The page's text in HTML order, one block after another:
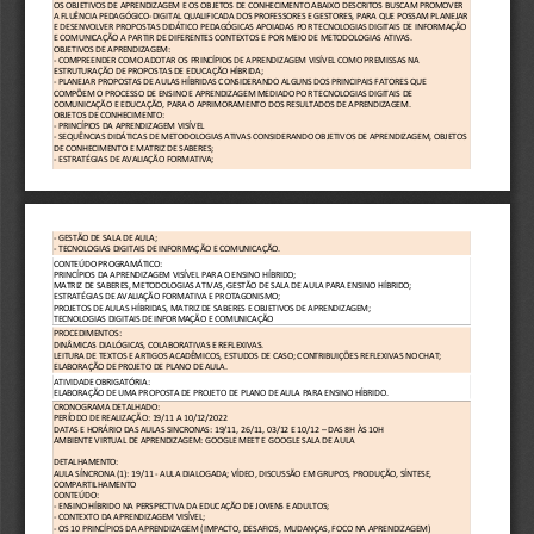
OS OBJETIVOS DE APRENDIZAGEM E OS OBJETOS DE CONHECIMENTO ABAIXO DESCRITOS BUSCAM PROMOVER
A FLUÊNCIA PEDAGÓGICO-DIGITAL QUALIFICADA DOS PROFESSORES E GESTORES, PARA QUE POSSAM PLANEJAR
E DESENVOLVER PROPOSTAS DIDÁTICO PEDAGÓGICAS APOIADAS POR TECNOLOGIAS DIGITAIS DE INFORMAÇÃO
E COMUNICAÇÃO A PARTIR DE DIFERENTES CONTEXTOS E POR MEIO DE METODOLOGIAS ATIVAS.
OBJETIVOS DE APRENDIZAGEM:
- COMPREENDER COMO ADOTAR OS PRINCÍPIOS DE APRENDIZAGEM VISÍVEL COMO PREMISSAS NA
ESTRUTURAÇÃO DE PROPOSTAS DE EDUCAÇÃO HÍBRIDA;
- PLANEJAR PROPOSTAS DE AULAS HÍBRIDAS CONSIDERANDO ALGUNS DOS PRINCIPAIS FATORES QUE
COMPÕEM O PROCESSO DE ENSINO E APRENDIZAGEM MEDIADO POR TECNOLOGIAS DIGITAIS DE
COMUNICAÇÃO E EDUCAÇÃO, PARA O APRIMORAMENTO DOS RESULTADOS DE APRENDIZAGEM.
OBJETOS DE CONHECIMENTO:
- PRINCÍPIOS DA APRENDIZAGEM VISÍVEL
- SEQUÊNCIAS DIDÁTICAS DE METODOLOGIAS ATIVAS CONSIDERANDO OBJETIVOS DE APRENDIZAGEM, OBJETOS
DE CONHECIMENTO E MATRIZ DE SABERES;
- ESTRATÉGIAS DE AVALIAÇÃO FORMATIVA;
- GESTÃO DE SALA DE AULA;
- TECNOLOGIAS DIGITAIS DE INFORMAÇÃO E COMUNICAÇÃO.
CONTEÚDO PROGRAMÁTICO:
PRINCÍPIOS DA APRENDIZAGEM VISÍVEL PARA O ENSINO HÍBRIDO;
MATRIZ DE SABERES, METODOLOGIAS ATIVAS, GESTÃO DE SALA DE AULA PARA ENSINO HÍBRIDO;
ESTRATÉGIAS DE AVALIAÇÃO FORMATIVA E PROTAGONISMO;
PROJETOS DE AULAS HÍBRIDAS, MATRIZ DE SABERES E OBJETIVOS DE APRENDIZAGEM;
TECNOLOGIAS DIGITAIS DE INFORMAÇÃO E COMUNICAÇÃO
PROCEDIMENTOS:
DINÂMICAS DIALÓGICAS, COLABORATIVAS E REFLEXIVAS.
LEITURA DE TEXTOS E ARTIGOS ACADÊMICOS, ESTUDOS DE CASO; CONTRIBUIÇÕES REFLEXIVAS NO CHAT;
ELABORAÇÃO DE PROJETO DE PLANO DE AULA.
ATIVIDADE OBRIGATÓRIA:
ELABORAÇÃO DE UMA PROPOSTA DE PROJETO DE PLANO DE AULA PARA ENSINO HÍBRIDO.
CRONOGRAMA DETALHADO:
PERÍODO DE REALIZAÇÃO: 19/11 A 10/12/2022
DATAS E HORÁRIO DAS AULAS SINCRONAS: 19/11, 26/11, 03/12 E 10/12 – DAS 8H ÀS 10H
AMBIENTE VIRTUAL DE APRENDIZAGEM: GOOGLE MEET E GOOGLE SALA DE AULA
DETALHAMENTO:
AULA SÍNCRONA (1): 19/11 - AULA DIALOGADA; VÍDEO, DISCUSSÃO EM GRUPOS, PRODUÇÃO, SÍNTESE,
COMPARTILHAMENTO
CONTEÚDO:
- ENSINO HÍBRIDO NA PERSPECTIVA DA EDUCAÇÃO DE JOVENS E ADULTOS;
- CONTEXTO DA APRENDIZAGEM VISÍVEL;
- OS 10 PRINCÍPIOS DA APRENDIZAGEM (IMPACTO, DESAFIOS, MUDANÇAS, FOCO NA APRENDIZAGEM)